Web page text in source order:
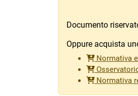
Documento
Oppure acquista
Normativa
Normativa